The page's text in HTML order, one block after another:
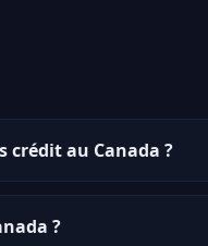
crédit au Canada ?
?